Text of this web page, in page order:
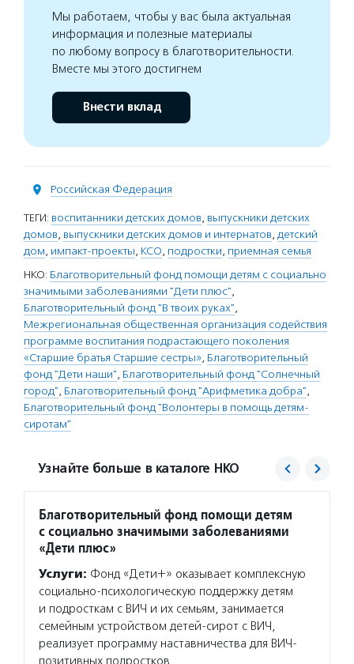
Мы работаем, чтобы у вас была актуальная
информация и полезные материалы
по любому вопросу в благотворительности.
Вместе мы этого достигнем
Внести вклад
Российская Федерация
ТЕГИ: воспитанники детских домов, выпускники детских
домов, выпускники детских домов и интернатов, детский
дом, импакт-проекты, КСО, подростки, приемная семья
НКО: Благотворительный фонд помощи детям с социально
значимыми заболеваниями "Дети плюс",
Благотворительный фонд "В твоих руках",
Межрегиональная общественная организация содействия
программе воспитания подрастающего поколения
«Старшие братья Старшие сестры», Благотворительный
фонд "Дети наши", Благотворительный фонд "Солнечный
город", Благотворительный фонд "Арифметика добра",
Благотворительный фонд "Волонтеры в помощь детям-
сиротам"
Узнайте больше в каталоге НКО
Благотворительный фонд помощи детям
с социально значимыми заболеваниями
«Дети плюс»
Услуги: Фонд «Дети+» оказывает комплексную
социально-психологическую поддержку детям
и подросткам с ВИЧ и их семьям, занимается
семейным устройством детей-сирот с ВИЧ,
реализует программу наставничества для ВИЧ-
позитивных подростков.